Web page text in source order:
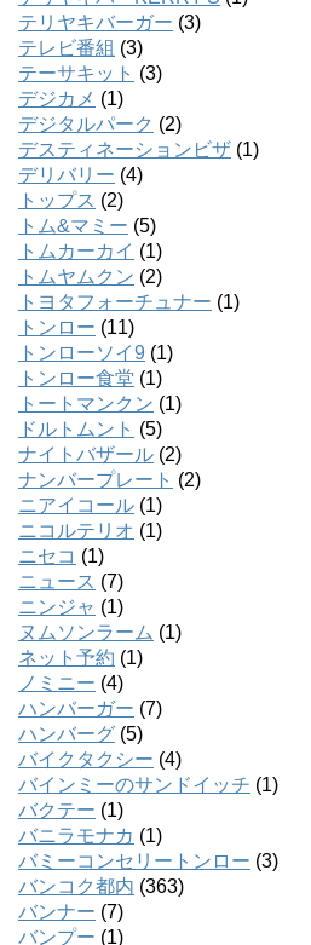
テリヤキバーガー (3)
テレビ番組 (3)
テーサキット (3)
デジカメ (1)
デジタルパーク (2)
デスティネーションビザ (1)
デリバリー (4)
トップス (2)
トム&マミー (5)
トムカーカイ (1)
トムヤムクン (2)
トヨタフォーチュナー (1)
トンロー (11)
トンローソイ9 (1)
トンロー食堂 (1)
トートマンクン (1)
ドルトムント (5)
ナイトバザール (2)
ナンバープレート (2)
ニアイコール (1)
ニコルテリオ (1)
ニセコ (1)
ニュース (7)
ニンジャ (1)
ヌムソンラーム (1)
ネット予約 (1)
ノミニー (4)
ハンバーガー (7)
ハンバーグ (5)
バイクタクシー (4)
バインミーのサンドイッチ (1)
バクテー (1)
バニラモナカ (1)
バミーコンセリートンロー (3)
バンコク都内 (363)
バンナー (7)
バンプー (1)